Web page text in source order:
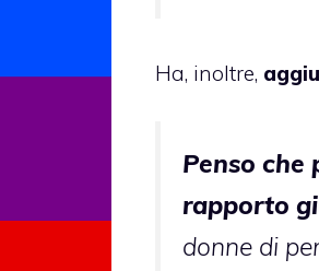
Ha, inoltre,
Penso che
rapporto
donne di